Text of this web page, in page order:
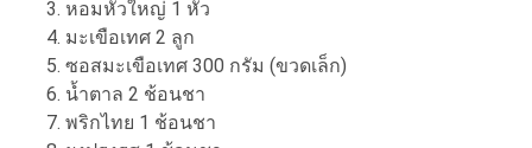
หอมหัวใหญ่ 1 หัว
มะเขือเทศ 2 ลูก
ซอสมะเขือเทศ 300 กรัม (ขวดเล็ก)
น้ำตาล 2 ช้อนชา
พริกไทย 1 ช้อนชา